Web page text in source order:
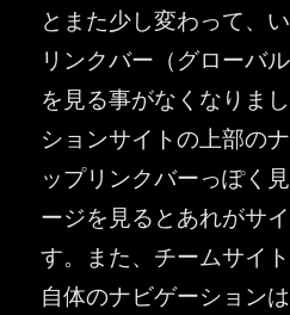
とまた少し変わって、
リンクバー（グローバ
を見る事がなくなりま
ションサイトの上部の
ップリンクバーっぽく
ージを見るとあれがサ
す。また、チームサイ
自体のナビゲーション